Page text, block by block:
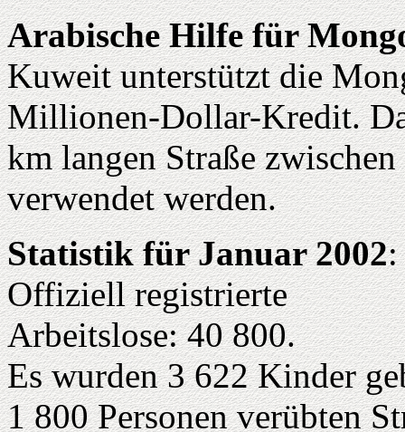
Arabische Hilfe für
Kuweit unterstützt die
Millionen-Dollar-Kredit.
km langen Straße
verwendet werden.
Statistik für Januar 2002:
Offiziell registrierte
Arbeitslose: 40 800.
Es wurden 3 622 Kinder
1 800 Personen verübten